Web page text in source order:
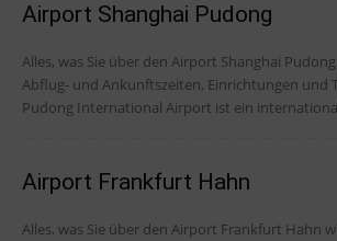
Airport Shanghai Pudong
Alles, was Sie über den Airport Shanghai
Abflug- und Ankunftszeiten, Einrichtungen und Tipps Der
Pudong International Airport ist ein
Airport Frankfurt Hahn
Alles, was Sie über den Airport Frankfurt Hahn